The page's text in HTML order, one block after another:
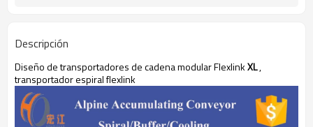
Descripción
Diseño detransportadores de cadena modularFlexlinkXL,
transportador espiral flexlink